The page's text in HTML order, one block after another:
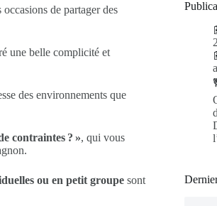
de partager des
une belle complicité et
des environnements que
contraintes ? », qui vous
ou en petit groupe sont